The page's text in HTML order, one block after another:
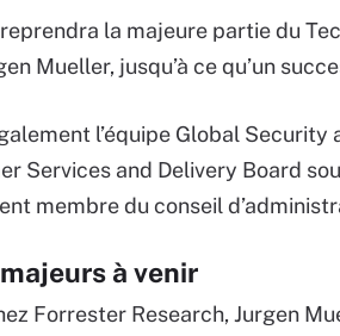
reprendra la majeure partie du
Mueller, jusqu’à ce qu’un
l’équipe Global Security
Services and Delivery Board
membre du conseil
à venir
Forrester Research, Jurgen